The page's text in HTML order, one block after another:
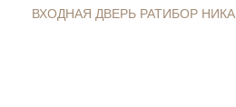
ВХОДНАЯ ДВЕРЬ РАТИБОР НИКА